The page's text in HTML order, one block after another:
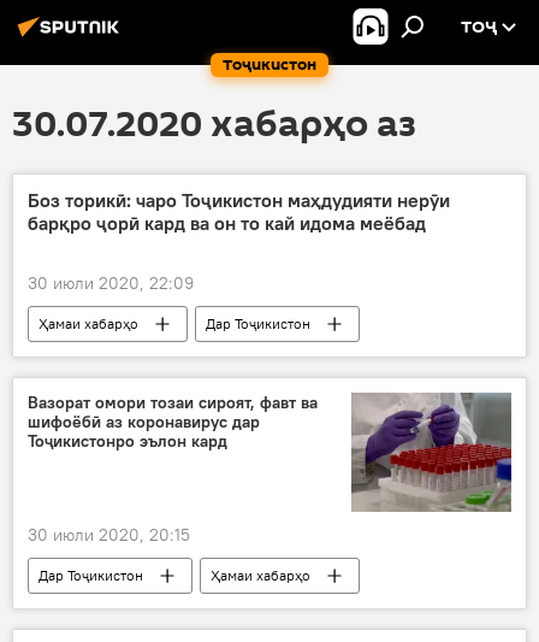
Тоҷикистон
ТОҶ
30.07.2020 хабарҳо аз
Боз торикӣ: чаро Тоҷикистон маҳдудияти нерӯи
барқро ҷорӣ кард ва он то кай идома меёбад
30 июли 2020, 22:09
Ҳамаи хабарҳо
Дар Тоҷикистон
Энергетика
барқ
мушкилот
гармшавии иқлим
буҳрон энержӣ
Вазорат омори тозаи сироят, фавт ва
шифоёбӣ аз коронавирус дар
Тоҷикистонро эълон кард
30 июли 2020, 20:15
Дар Тоҷикистон
Ҳамаи хабарҳо
Вазорати тандурустӣ
вируси нав